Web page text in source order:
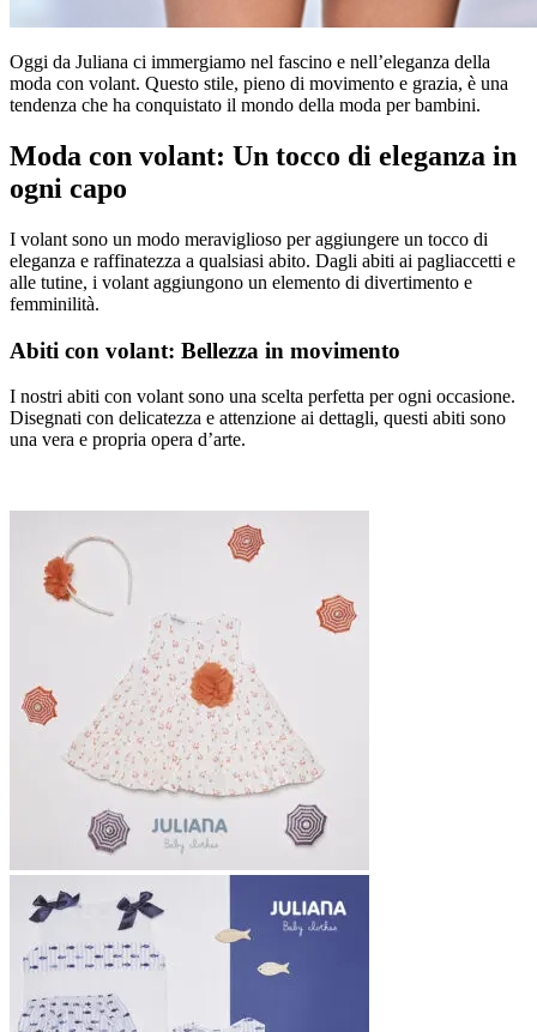
Oggi da Juliana ci immergiamo nel fascino e nell’eleganza della
moda con volant. Questo stile, pieno di movimento e grazia, è una
tendenza che ha conquistato il mondo della moda per bambini.
Moda con volant: Un tocco di eleganza in
ogni capo
I volant sono un modo meraviglioso per aggiungere un tocco di
eleganza e raffinatezza a qualsiasi abito. Dagli abiti ai pagliaccetti e
alle tutine, i volant aggiungono un elemento di divertimento e
femminilità.
Abiti con volant: Bellezza in movimento
I nostri abiti con volant sono una scelta perfetta per ogni occasione.
Disegnati con delicatezza e attenzione ai dettagli, questi abiti sono
una vera e propria opera d’arte.